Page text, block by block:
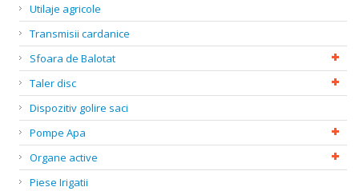
Utilaje agricole
Transmisii cardanice
Sfoara de Balotat
Taler disc
Dispozitiv golire saci
Pompe Apa
Organe active
Piese Irigatii